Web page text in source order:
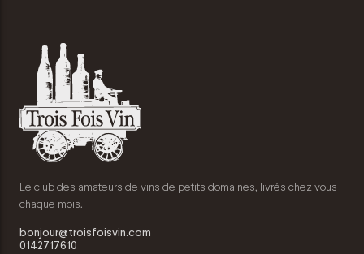
Le club des amateurs de vins de petits domaines, livrés chez vous
chaque mois.
bonjour@troisfoisvin.com
0142717610